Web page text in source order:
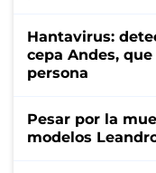
Hantavirus:
cepa Andes,
persona
Pesar por la
modelos